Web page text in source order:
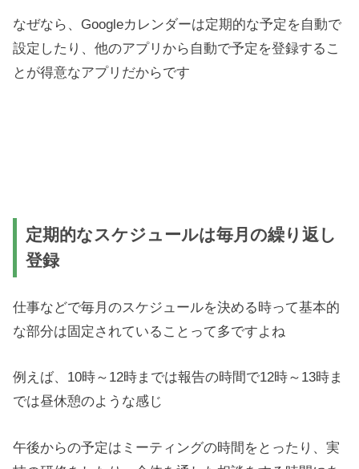
なぜなら、Googleカレンダーは定期的な予定を自動で
設定したり、他のアプリから自動で予定を登録するこ
とが得意なアプリだからです
定期的なスケジュールは毎月の繰り返し
登録
仕事などで毎月のスケジュールを決める時って基本的
な部分は固定されていることって多ですよね
例えば、10時～12時までは報告の時間で12時～13時ま
では昼休憩のような感じ
午後からの予定はミーティングの時間をとったり、実